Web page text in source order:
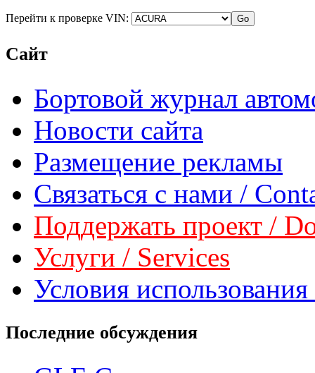
Перейти к проверке VIN:
Сайт
Бортовой журнал
Новости сайта
Размещение рекламы
Связаться с нами /
Поддержать проект /
Услуги / Services
Условия
Последние обсуждения